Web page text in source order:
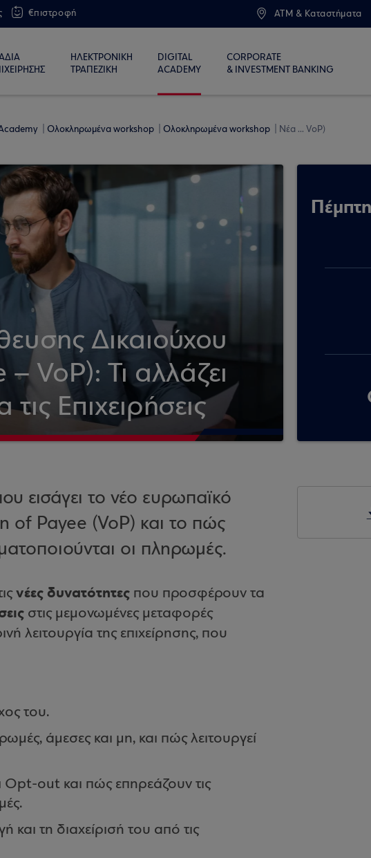
€πιστροφή ATM & Καταστήματα
ΗΛΕΚΤΡΟΝΙΚΗ
ΤΡΑΠΕΖΙΚΗ
DIGITAL
ACADEMY
CORPORATE
& INVESTMENT BANKING
Ολοκληρωμένα workshop Ολοκληρωμένα workshop Νέα ... VoP)
Δικαιούχου
VoP): Τι αλλάζει
Επιχειρήσεις
εισάγει το νέο ευρωπαϊκό
of Payee (VoP) και το πώς
οι πληρωμές.
νέες δυνατότητες που προσφέρουν τα
στις μεμονωμένες μεταφορές
λειτουργία της επιχείρησης, που
του.
άμεσες και μη, και πώς λειτουργεί
Opt-out και πώς επηρεάζουν τις
και τη διαχείρισή του από τις